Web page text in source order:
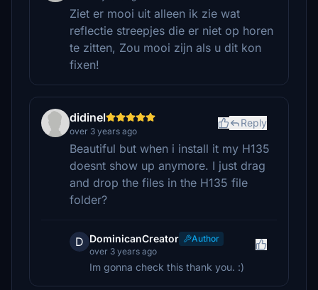
Ziet er mooi uit alleen ik zie wat
reflectie streepjes die er niet op horen
te zitten, Zou mooi zijn als u dit kon
fixen!
didinel
over 3 years ago
Reply
Beautiful but when i install it my H135
doesnt show up anymore. I just drag
and drop the files in the H135 file
folder?
D DominicanCreator
Author
over 3 years ago
Im gonna check this thank you. :)